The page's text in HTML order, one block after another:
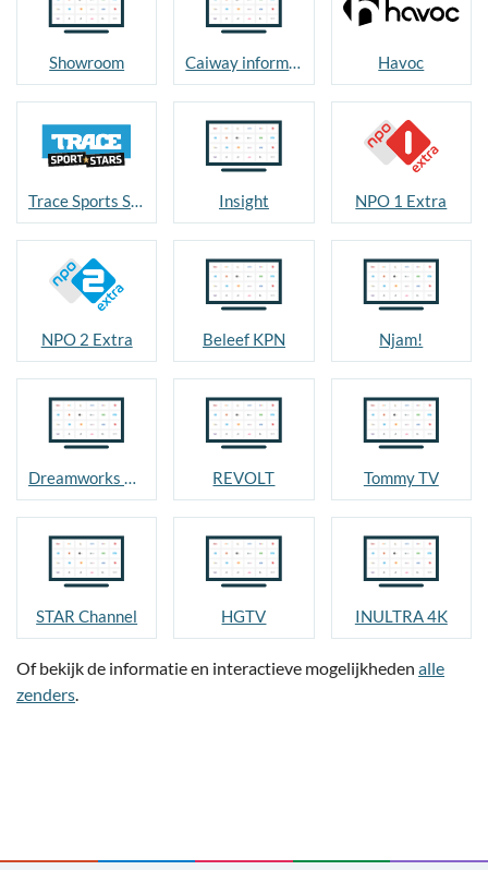
Showroom Caiway informatie Havoc
Trace Sports Stars Insight NPO 1 Extra
NPO 2 Extra Beleef KPN Njam!
Dreamworks Channel REVOLT Tommy TV
STAR Channel HGTV INULTRA 4K
Of bekijk de informatie en interactieve mogelijkheden alle
zenders.